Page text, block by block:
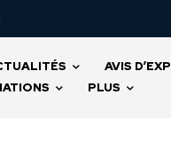
AVIS
PLUS